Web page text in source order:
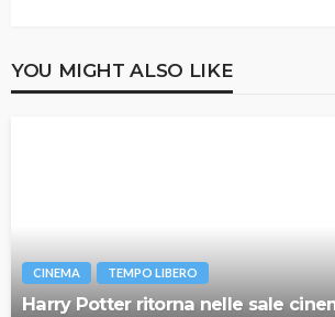
YOU MIGHT ALSO LIKE
CINEMA TEMPO LIBERO
Harry Potter ritorna nelle sale